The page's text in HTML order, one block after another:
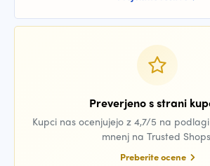
Preverjeno s strani
Kupci nas ocenjujejo z 4,7/5 na
mnenj na Trusted
Preberite ocene